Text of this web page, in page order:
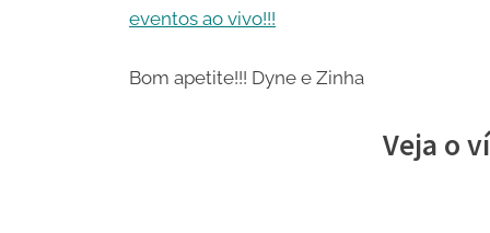
eventos ao vivo!!!
Bom apetite!!! Dyne e Zinha
Veja o